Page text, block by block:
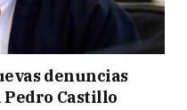
denuncias
Castillo